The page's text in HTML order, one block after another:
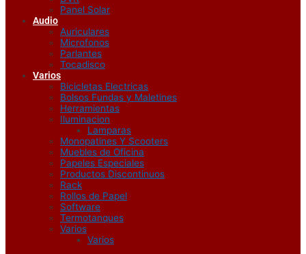
Panel Solar
Audio
Auriculares
Microfonos
Parlantes
Tocadisco
Varios
Bicicletas Electricas
Bolsos Fundas y Maletines
Herramientas
Iluminacion
Lamparas
Monopatines Y Scooters
Muebles de Oficina
Papeles Especiales
Productos Discontinuos
Rack
Rollos de Papel
Software
Termotanques
Varios
Varios